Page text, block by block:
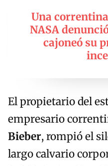
Una
NASA
cajoneó su
El propietario del
empresario
Bieber, rompió el
largo calvario